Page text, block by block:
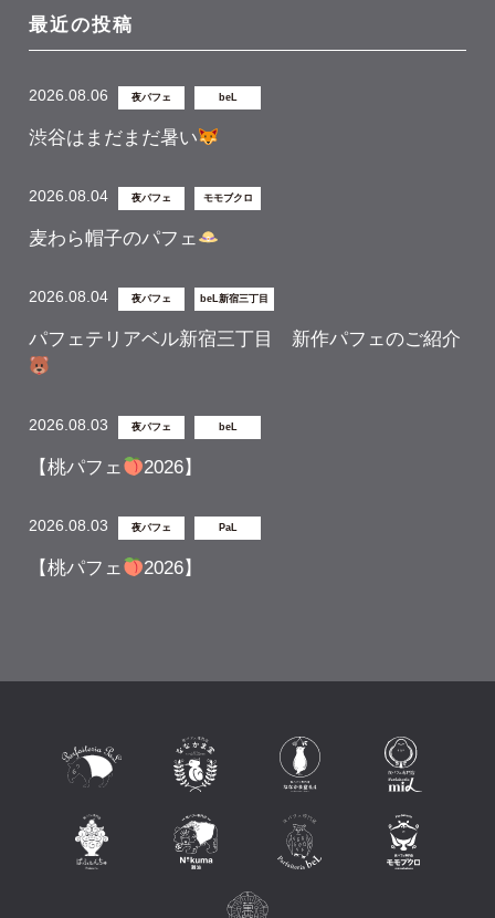
最近の投稿
2026.08.06 夜パフェ beL
渋谷はまだまだ暑い
2026.08.04 夜パフェ モモブクロ
麦わら帽子のパフェ
2026.08.04 夜パフェ beL新宿三丁目
パフェテリアベル新宿三丁目 新作パフェのご紹介
2026.08.03 夜パフェ beL
【桃パフェ 2026】
2026.08.03 夜パフェ PaL
【桃パフェ 2026】